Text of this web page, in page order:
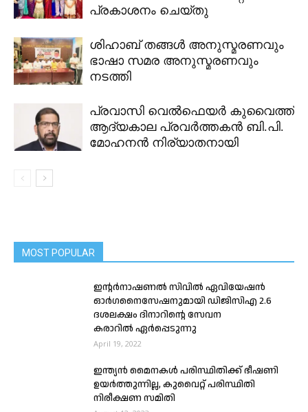
പ്രകാശനം ചെയ്തു
ശിഹാബ് തങ്ങൾ അനുസ്മരണവും
ഭാഷാ സമര അനുസ്മരണവും
നടത്തി
പ്രവാസി വെൽഫെയർ കുവൈത്ത്
ആദ്യകാല പ്രവർത്തകൻ ബി.പി.
മോഹനൻ നിര്യാതനായി
MOST POPULAR
ഇന്റർനാഷണൽ സിവിൽ ഏവിയേഷൻ
ഓർഗനൈസേഷനുമായി ഡിജിസിഎ 2.6
ദശലക്ഷം ദിനാറിൻ്റെ സേവന
കരാറിൽ ഏർപ്പെടുന്നു
April 19, 2022
ഇന്ത്യൻ മൈനകൾ പരിസ്ഥിതിക്ക് ഭീഷണി
ഉയർത്തുന്നില്ല, കുവൈറ്റ് പരിസ്ഥിതി
നിരീക്ഷണ സമിതി